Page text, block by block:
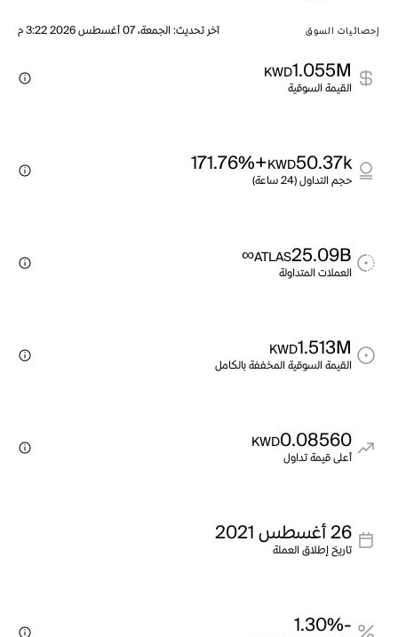
إحصائيات السوق آخر تحديث:الجمعة، 07 أغسطس 2026 3:22 م
1.055M
KWD
القيمة السوقية
50.37k
KWD
+171.76%
حجم التداول (24 ساعة)
25.09B
ATLAS
∞
العملات المتداولة
1.513M
KWD
القيمة السوقية المخففة بالكامل
0.08560
KWD
أعلى قيمة تداول
26 أغسطس 2021
تاريخ إطلاق العملة
-1.30%